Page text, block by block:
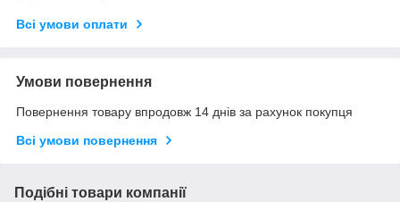
Всі умови оплати
Умови повернення
Повернення товару впродовж 14 днів за рахунок покупця
Всі умови повернення
Подібні товари компанії